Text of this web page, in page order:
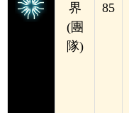
界
(團
隊)
85